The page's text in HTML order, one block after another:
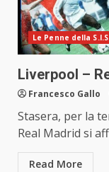
Le Penne della
Liverpool –
Francesco Gallo
Stasera, per la
Real Madrid si
Read More